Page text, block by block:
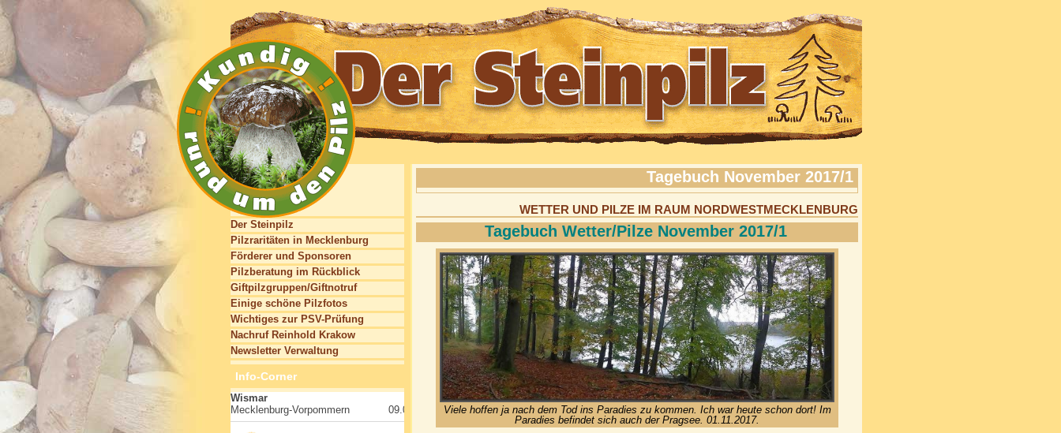
Tagebuch November 2017/1
WETTER UND PILZE IM RAUM NORDWESTMECKLENBURG
Tagebuch Wetter/Pilze November 2017/1
Viele hoffen ja nach dem Tod ins Paradies zu kommen. Ich war heute schon dort! Im
Paradies befindet sich auch der Pragsee. 01.11.2017.
Der Steinpilz
Pilzraritäten in Mecklenburg
Förderer und Sponsoren
Pilzberatung im Rückblick
Giftpilzgruppen/Giftnotruf
Einige schöne Pilzfotos
Wichtiges zur PSV-Prüfung
Nachruf Reinhold Krakow
Newsletter Verwaltung
Info-Corner